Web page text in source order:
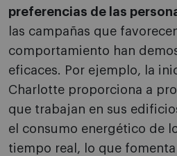
preferencias de las
las campañas que
comportamiento han
eficaces. Por ejemplo, la
Charlotte proporciona a
que trabajan en sus
el consumo energético de
tiempo real, lo que